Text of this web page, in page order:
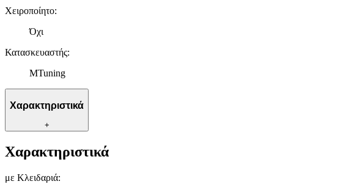
Χειροποίητο:
Όχι
Κατασκευαστής:
MTuning
Χαρακτηριστικά
+
Χαρακτηριστικά
με Κλειδαριά: